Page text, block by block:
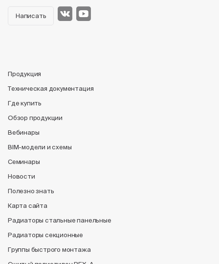
Написать
Продукция
Техническая документация
Где купить
Обзор продукции
Вебинары
BIM-модели и схемы
Семинары
Новости
Полезно знать
Карта сайта
Радиаторы стальные панельные
Радиаторы секционные
Группы быстрого монтажа